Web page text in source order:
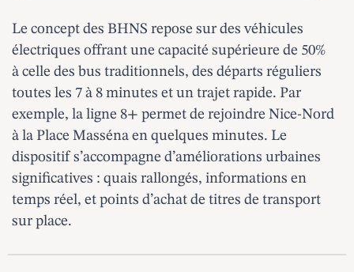
Le concept des BHNS repose sur des véhicules
électriques offrant une capacité supérieure de 50%
à celle des bus traditionnels, des départs réguliers
toutes les 7 à 8 minutes et un trajet rapide. Par
exemple, la ligne 8+ permet de rejoindre Nice-Nord
à la Place Masséna en quelques minutes. Le
dispositif s’accompagne d’améliorations urbaines
significatives : quais rallongés, informations en
temps réel, et points d’achat de titres de transport
sur place.